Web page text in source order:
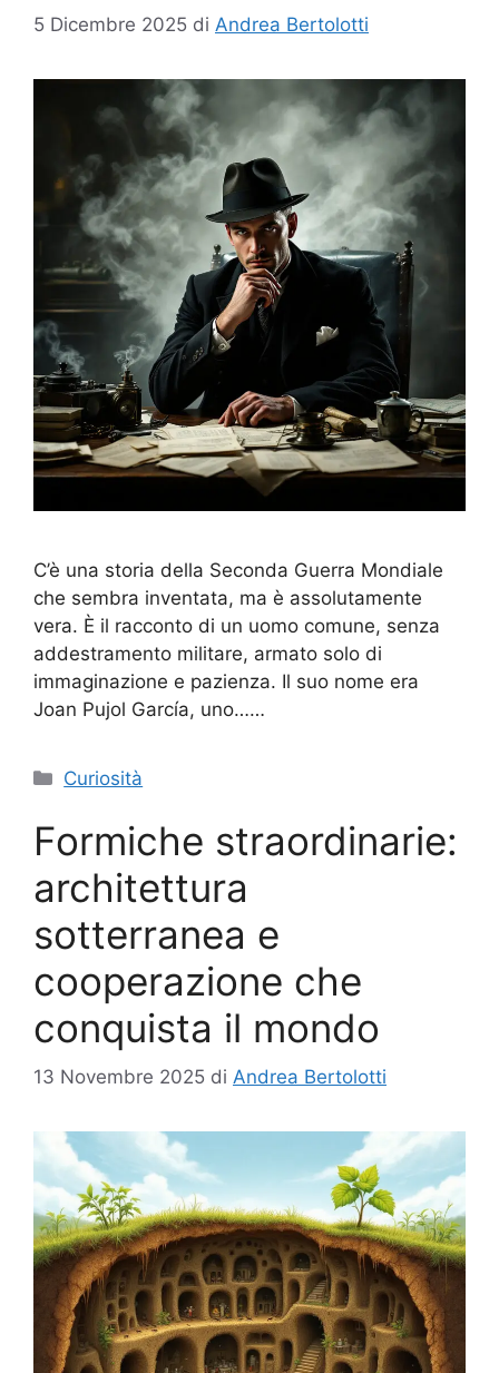
5 Dicembre 2025 di Andrea Bertolotti
C’è una storia della Seconda Guerra Mondiale
che sembra inventata, ma è assolutamente
vera. È il racconto di un uomo comune, senza
addestramento militare, armato solo di
immaginazione e pazienza. Il suo nome era
Joan Pujol García, uno……
Categorie
Curiosità
Formiche straordinarie:
architettura
sotterranea e
cooperazione che
conquista il mondo
13 Novembre 2025 di Andrea Bertolotti